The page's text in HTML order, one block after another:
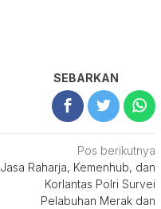
SEBARKAN
Pos berikutnya
Jasa Raharja, Kemenhub, dan
Korlantas Polri Survei
Pelabuhan Merak dan